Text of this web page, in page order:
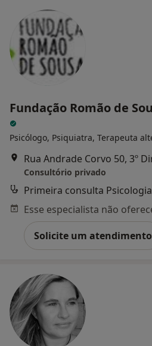
Fundação Romão de
Psicólogo, Psiquiatra, Terapeuta
Rua Andrade Corvo 50, 3º
Consultório privado
Primeira consulta Psicologia
Solicite um atendimento